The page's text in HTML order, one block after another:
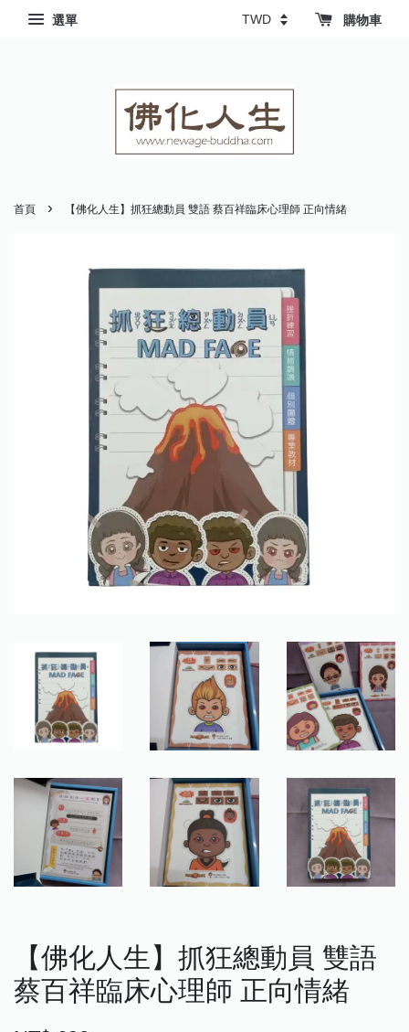
選單 購物車
首頁 › 【佛化人生】抓狂總動員 雙語 蔡百祥臨床心理師 正向情緒
【佛化人生】抓狂總動員 雙語
蔡百祥臨床心理師 正向情緒